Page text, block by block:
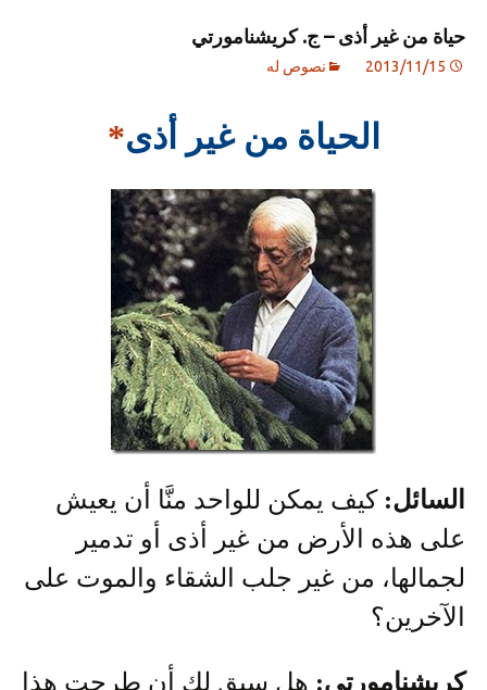
حياة من غير أذى – ج. كريشنامورتي
2013/11/15 نصوص له
الحياة من غير أذى*
السائل: كيف يمكن للواحد منَّا أن يعيش
على هذه الأرض من غير أذى أو تدمير
لجمالها، من غير جلب الشقاء والموت على
الآخرين؟
كريشنامورتي: هل سبق لك أن طرحت هذا